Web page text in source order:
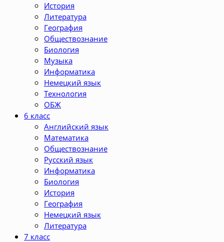
История
Литература
География
Обществознание
Биология
Музыка
Информатика
Немецкий язык
Технология
ОБЖ
6 класс
Английский язык
Математика
Обществознание
Русский язык
Информатика
Биология
История
География
Немецкий язык
Литература
7 класс